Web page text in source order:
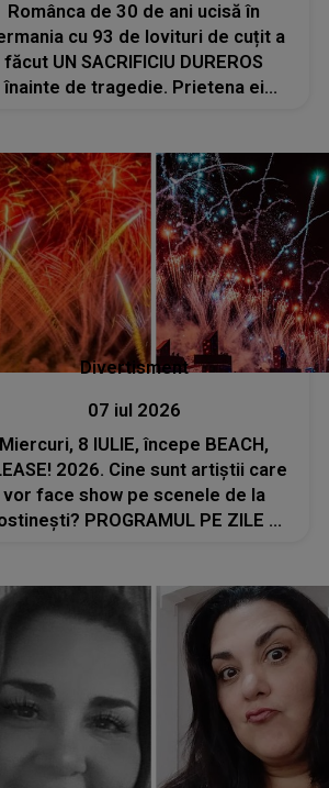
Românca de 30 de ani ucisă în
cu 93 de lovituri de cuțit a
făcut UN SACRIFICIU DUREROS
înainte de tragedie. Prietena ei
Divertisment
07 iul 2026
Miercuri, 8 IULIE, începe BEACH,
2026. Cine sunt artiștii care
vor face show pe scenele de la
PROGRAMUL PE ZILE ȘI